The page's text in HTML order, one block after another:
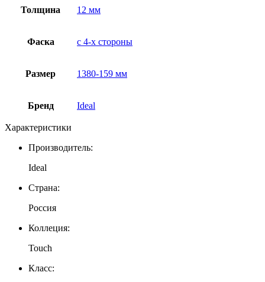
Толщина 12 мм
Фаска с 4-x стороны
Размер 1380-159 мм
Бренд Ideal
Характеристики
Производитель:
Ideal
Страна:
Россия
Коллеция:
Touch
Класс: